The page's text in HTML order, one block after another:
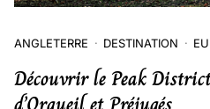
ANGLETERRE DESTINATION
Découvrir le Peak